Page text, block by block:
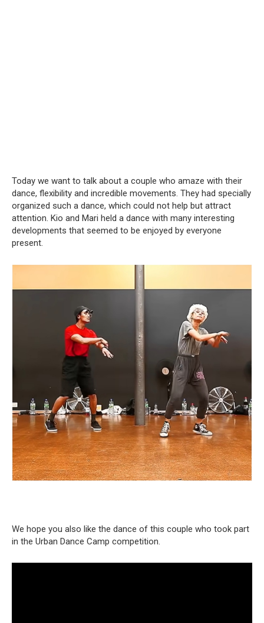
Today we want to talk about a couple who amaze with their
dance, flexibility and incredible movements. They had specially
organized such a dance, which could not help but attract
attention. Kio and Mari held a dance with many interesting
developments that seemed to be enjoyed by everyone
present.
We hope you also like the dance of this couple who took part
in the Urban Dance Camp competition.